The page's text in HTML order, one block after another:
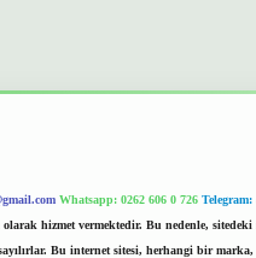
Whatsapp: 0262 606 0 726
hizmet vermektedir. Bu nedenle,
Bu internet sitesi, herhangi bir